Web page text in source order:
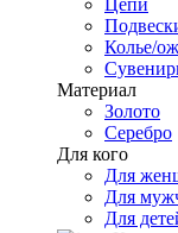
Цепи
Колье/
Материал
Золото
Серебро
Для кого
Для
Для
Для